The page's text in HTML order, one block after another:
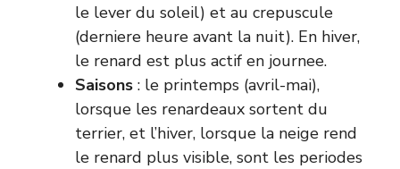
le lever du soleil) et au crepuscule
(derniere heure avant la nuit). En hiver,
le renard est plus actif en journee.
Saisons : le printemps (avril-mai),
lorsque les renardeaux sortent du
terrier, et l’hiver, lorsque la neige rend
le renard plus visible, sont les periodes